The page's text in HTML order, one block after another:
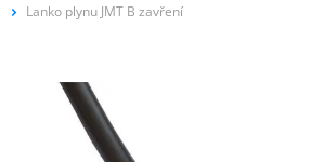
Lanko plynu JMT B zavření